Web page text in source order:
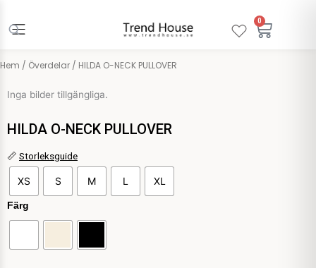
innehåll
0
Hem / Överdelar / HILDA O-NECK PULLOVER
Inga bilder tillgängliga.
HILDA O-NECK PULLOVER
📏 Storleksguide
XS S M L XL
Färg
HILDA
O-
NECK
PULLOVER
mängd